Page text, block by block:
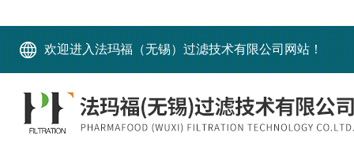
欢迎进入法玛福（无锡）过滤技术有限公司网站！